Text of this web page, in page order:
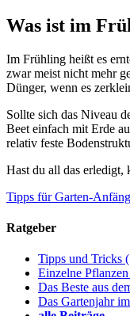
Was ist im
Im Frühling heißt es
zwar meist nicht mehr
Dünger, wenn es
Sollte sich das Niveau
Beet einfach mit Erde
relativ feste
Hast du all das erledigt,
Tipps für Garten-
Ratgeber
Tipps und Tricks
Einzelne
Das Beste aus
Das Gartenjahr